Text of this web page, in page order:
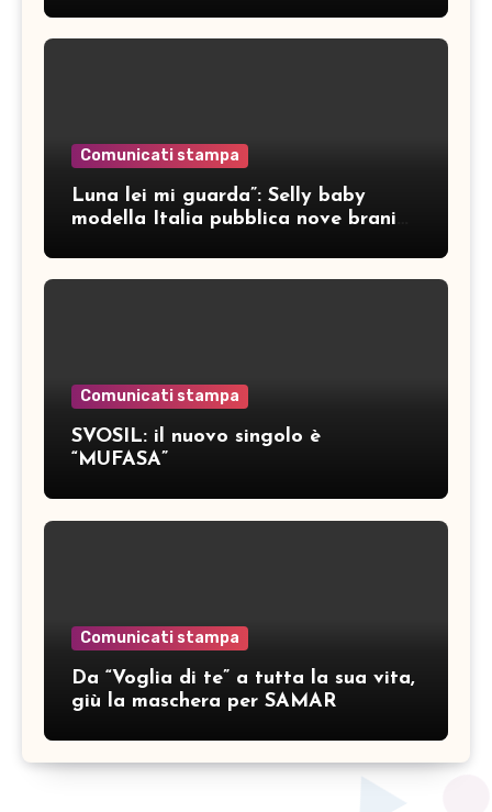
Comunicati stampa
Luna lei mi guarda”: Selly baby
modella Italia pubblica nove brani
Comunicati stampa
SVOSIL: il nuovo singolo è
“MUFASA”
Comunicati stampa
Da “Voglia di te” a tutta la sua vita,
giù la maschera per SAMAR